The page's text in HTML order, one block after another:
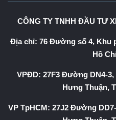
CÔNG TY TNHH ĐẦU TƯ
Địa chỉ: 76 Đường số 4, Khu
Hồ
VPĐD: 27F3 Đường DN4-
Hưng Thuận,
VP TpHCM: 27J2 Đường